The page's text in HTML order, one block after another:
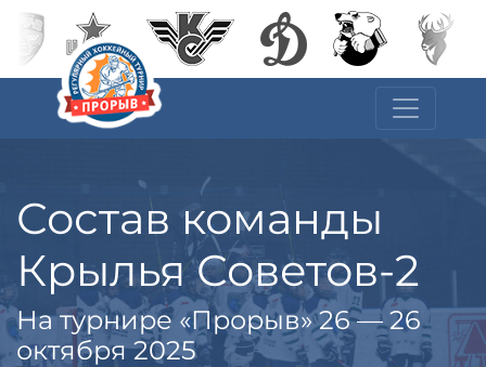
Состав команды
Крылья Советов-2
На турнире «Прорыв» 26 — 26
октября 2025